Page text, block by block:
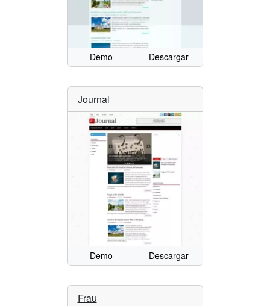
Demo Descargar
Journal
Demo Descargar
Frau